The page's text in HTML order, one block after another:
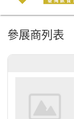
參展商列表